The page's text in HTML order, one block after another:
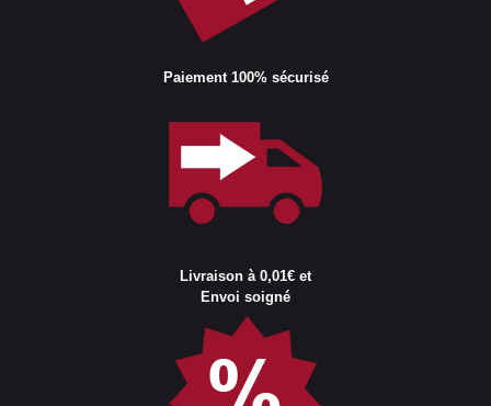
Paiement 100% sécurisé
Livraison à 0,01€ et
Envoi soigné